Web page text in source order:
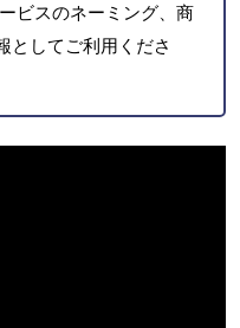
ビスのネーミング、商
としてご利用くださ